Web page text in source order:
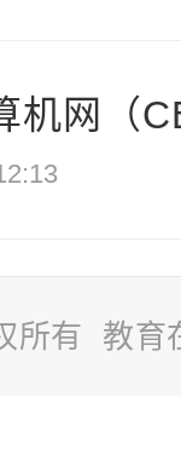
机网（
所有 教育